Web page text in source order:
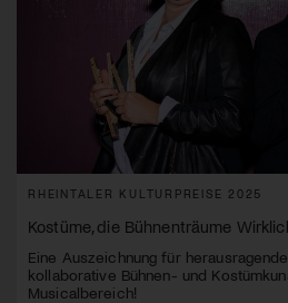
RHEINTALER KULTURPREISE 2025
Kostüme, die Bühnenträume
Eine Auszeichnung für
kollaborative Bühnen- und
Musicalbereich!